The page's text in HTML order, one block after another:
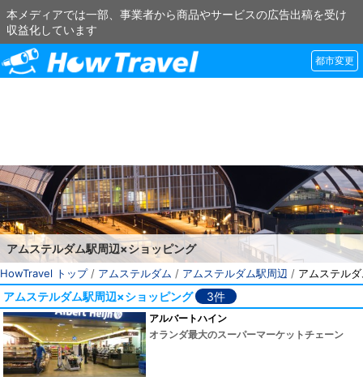
本メディアでは一部、事業者から商品やサービスの広告出稿を受け
収益化しています
都市変更
アムステルダム駅周辺×ショッピング
HowTravel トップ/ アムステルダム / アムステルダム駅周辺 / アムステル
アムステルダム駅周辺×ショッピング 3件
アルバートハイン
オランダ最大のスーパーマーケットチェーン